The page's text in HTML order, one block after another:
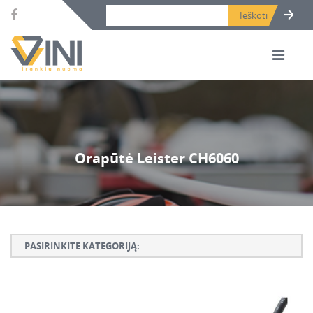
Search bar place.
Orapūtė Leister CH6060
PASIRINKITE KATEGORIJĄ: